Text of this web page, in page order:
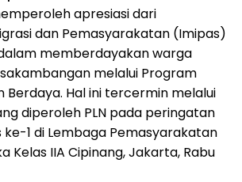
apresiasi dari
dan Pemasyarakatan (Imipas)
memberdayakan warga
melalui Program
Berdaya. Hal ini tercermin melalui
diperoleh PLN pada peringatan
ke-1 di Lembaga Pemasyarakatan
Kelas IIA Cipinang, Jakarta, Rabu